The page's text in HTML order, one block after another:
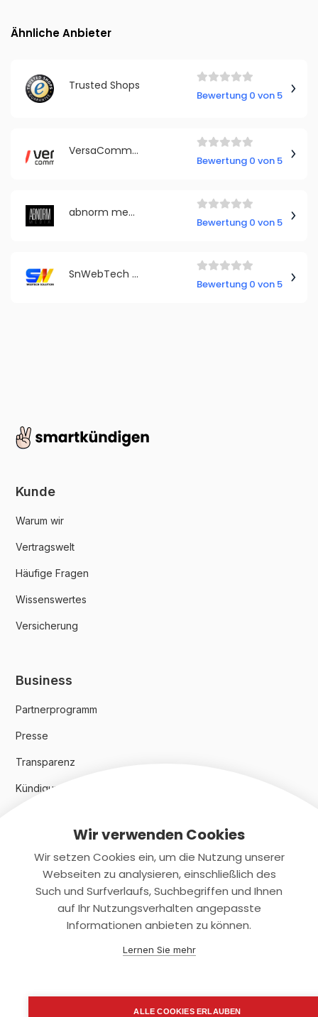
Ähnliche Anbieter
Trusted Shops
Bewertung 0 von 5
VersaCommerce.de
Bewertung 0 von 5
abnorm media GmbH
Bewertung 0 von 5
SnWebTech Solution
Bewertung 0 von 5
Kunde
Warum wir
Vertragswelt
Häufige Fragen
Wissenswertes
Versicherung
Business
Partnerprogramm
Presse
Transparenz
Kündigungsindex 2024
Rechtliches
Datenschutz
Wir verwenden Cookies
Wir setzen Cookies ein, um die Nutzung unserer
Webseiten zu analysieren, einschließlich des
Such und Surfverlaufs, Suchbegriffen und Ihnen
auf Ihr Nutzungsverhalten angepasste
Informationen anbieten zu können.
Lernen Sie mehr
ALLE COOKIES ERLAUBEN